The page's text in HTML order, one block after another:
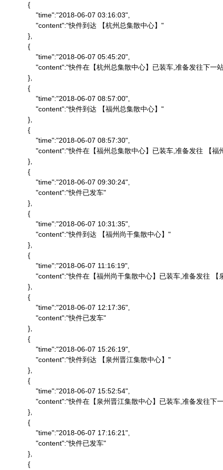
            {
                "time":"2018-06-07 03:16:03",
                "content":"快件到达 【杭州总集散中心】"
            },
            {
                "time":"2018-06-07 05:45:20",
"content":"快件在【杭州总集散中心】已装车,准备发往下一
            },
            {
                "time":"2018-06-07 08:57:00",
                "content":"快件到达 【福州总集散中心】"
            },
            {
                "time":"2018-06-07 08:57:30",
"content":"快件在【福州总集散中心】已装车,准备发往 【
            },
            {
                "time":"2018-06-07 09:30:24",
                "content":"快件已发车"
            },
            {
                "time":"2018-06-07 10:31:35",
                "content":"快件到达 【福州尚干集散中心】"
            },
            {
                "time":"2018-06-07 11:16:19",
"content":"快件在【福州尚干集散中心】已装车,准备发往
            },
            {
                "time":"2018-06-07 12:17:36",
                "content":"快件已发车"
            },
            {
                "time":"2018-06-07 15:26:19",
                "content":"快件到达 【泉州晋江集散中心】"
            },
            {
                "time":"2018-06-07 15:52:54",
"content":"快件在【泉州晋江集散中心】已装车,准备发往下
            },
            {
                "time":"2018-06-07 17:16:21",
                "content":"快件已发车"
            },
            {